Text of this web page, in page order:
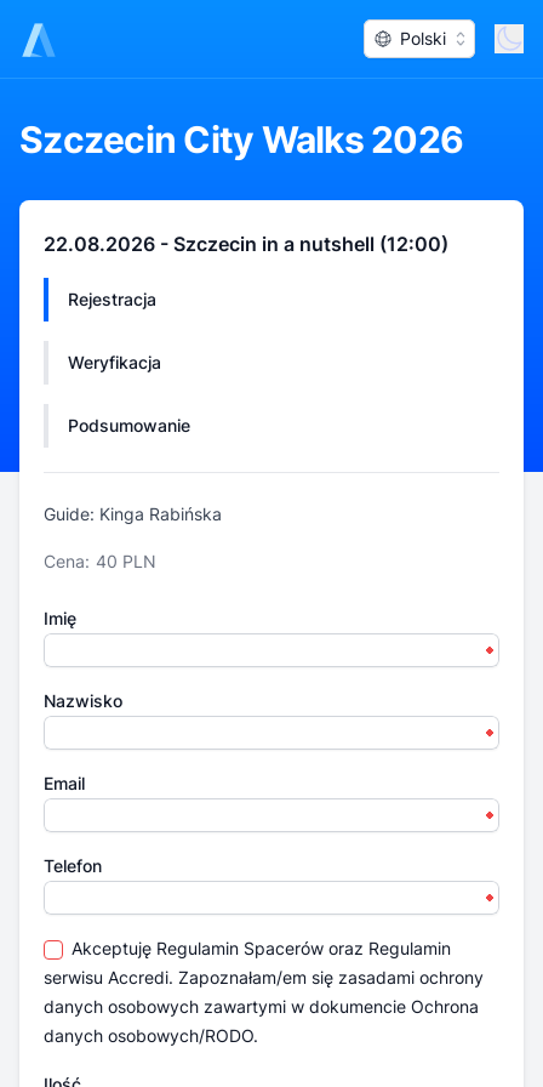
Polski
Szczecin City Walks 2026
22.08.2026 - Szczecin in a nutshell (12:00)
Rejestracja
Weryfikacja
Podsumowanie
Guide: Kinga Rabińska
Cena: 40 PLN
Imię
Nazwisko
Email
Telefon
Akceptuję Regulamin Spacerów oraz Regulamin
serwisu Accredi. Zapoznałam/em się zasadami ochrony
danych osobowych zawartymi w dokumencie Ochrona
danych osobowych/RODO.